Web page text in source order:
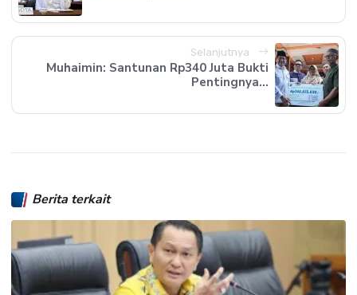
Selanjutnya
Muhaimin: Santunan Rp340 Juta Bukti
Pentingnya...
Berita terkait